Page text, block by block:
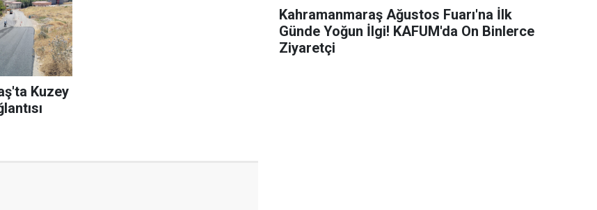
Kuzey
Kahramanmaraş Ağustos Fuarı'na İlk
Günde Yoğun İlgi! KAFUM'da On Binlerce
Ziyaretçi